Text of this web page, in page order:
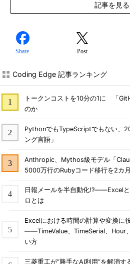
記事を見る
Share Post
Coding Edge 記事ランキング
トークンコストを10分の1に 「
のか
PythonでもTypeScriptでもない、
ング言語」
Anthropic、Mythos級モデル「
5000万行のRubyコード移行を2カ
日報メールを半自動化!?――Excel
ロとは
Excelにおける時間の計算や変換に
――TimeValue、TimeSerial、Hour
い方
三菱重工が“勝手なAI利用”を解消